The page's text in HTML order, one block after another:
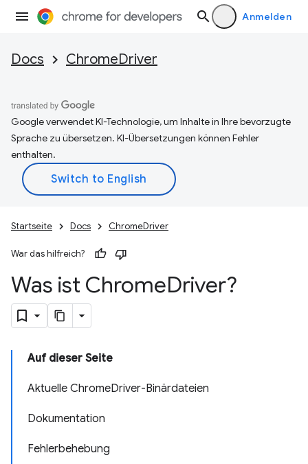
Anmelden
Docs ChromeDriver
Google verwendet KI-Technologie, um Inhalte in Ihre bevorzugte
Sprache zu übersetzen. KI-Übersetzungen können Fehler
enthalten.
Startseite Docs ChromeDriver
War das hilfreich?
Was ist ChromeDriver?
Auf dieser Seite
Aktuelle ChromeDriver-Binärdateien
Dokumentation
Fehlerbehebung